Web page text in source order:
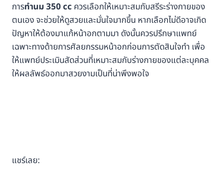
การทำนม 350 cc ควรเลือกให้เหมาะสมกับสรีระร่างกายของ
ตนเอง จะช่วยให้ดูสวยและมั่นใจมากขึ้น หากเลือกไม่ดีอาจเกิด
ปัญหาให้ต้องมาแก้หน้าอกตามมา ดังนั้นควรปรึกษาแพทย์
เฉพาะทางด้ายการศัลยกรรมหน้าอกก่อนการตัดสินใจทำ เพื่อ
ให้แพทย์ประเมินสัดส่วนที่เหมาะสมกับร่างกายของแต่ละบุคคล
ให้ผลลัพธ์ออกมาสวยงามเป็นที่น่าพึงพอใจ
แชร์เลย: